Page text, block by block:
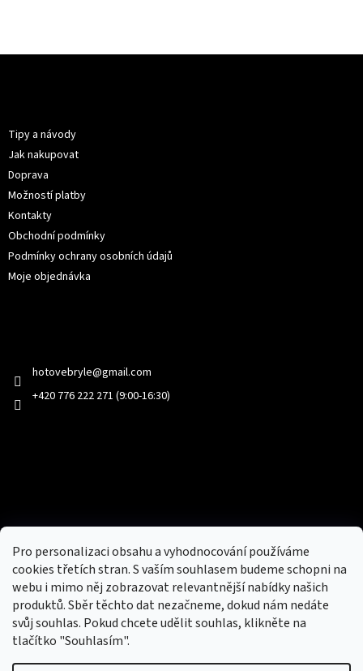
Pro personalizaci obsahu a vyhodnocování používáme
cookies třetích stran. S vaším souhlasem budeme schopni na
webu i mimo něj zobrazovat relevantnější nabídky našich
produktů. Sběr těchto dat nezačneme, dokud nám nedáte
svůj souhlas. Pokud chcete udělit souhlas, klikněte na
tlačítko "Souhlasím".
Tipy a návody
Jak nakupovat
Doprava
Možností platby
Kontakty
Obchodní podmínky
Podmínky ochrany osobních údajů
Moje objednávka
hotovebryle@gmail.com
+420 776 222 271 (9:00-16:30)
Nový obchod s batohy, cestovními zavazadly, tašky a peněženky